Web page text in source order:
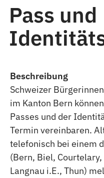
Pass und
Beschreibung
Schweizer
im Kanton Bern
Passes und der
Termin vereinbaren.
telefonisch bei einem
(Bern, Biel,
Langnau i.E., Thun)